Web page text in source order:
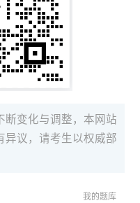
断变化与调整，本网站
异议，请考生以权威部
我的题库